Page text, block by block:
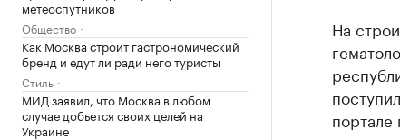
метеоспутников
Общество
Как Москва строит гастрономический
бренд и едут ли ради него туристы
Стиль
МИД заявил, что Москва в любом
случае добьется своих целей на
Украине
На
портале